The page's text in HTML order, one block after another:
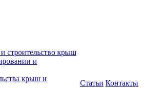
строительство крыш
и
крыш и
Статьи Контакты